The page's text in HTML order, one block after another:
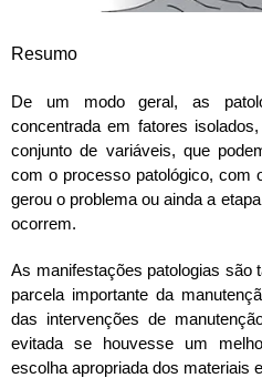
Resumo
De um modo geral, as
concentrada em fatores
conjunto de variáveis, que
com o processo patológico, com
gerou o problema ou ainda a
ocorrem.
As manifestações patologias são
parcela importante da
das intervenções de
evitada se houvesse um
escolha apropriada dos materiais